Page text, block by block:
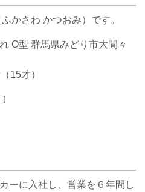
かさわ かつおみ）です。
O型 群馬県みどり市大間々
15才）
ーに入社し、営業を６年間し